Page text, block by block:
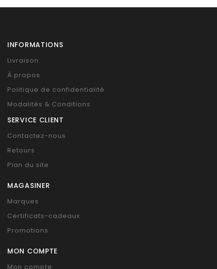
INFORMATIONS
Livraison
À propos
Politique de confidentialité
Modalités & Conditions
SERVICE CLIENT
Contactez-nous
Retours
Plan du site
MAGASINER
Marques
Certificats-cadeaux
Promotions
MON COMPTE
Mon compte